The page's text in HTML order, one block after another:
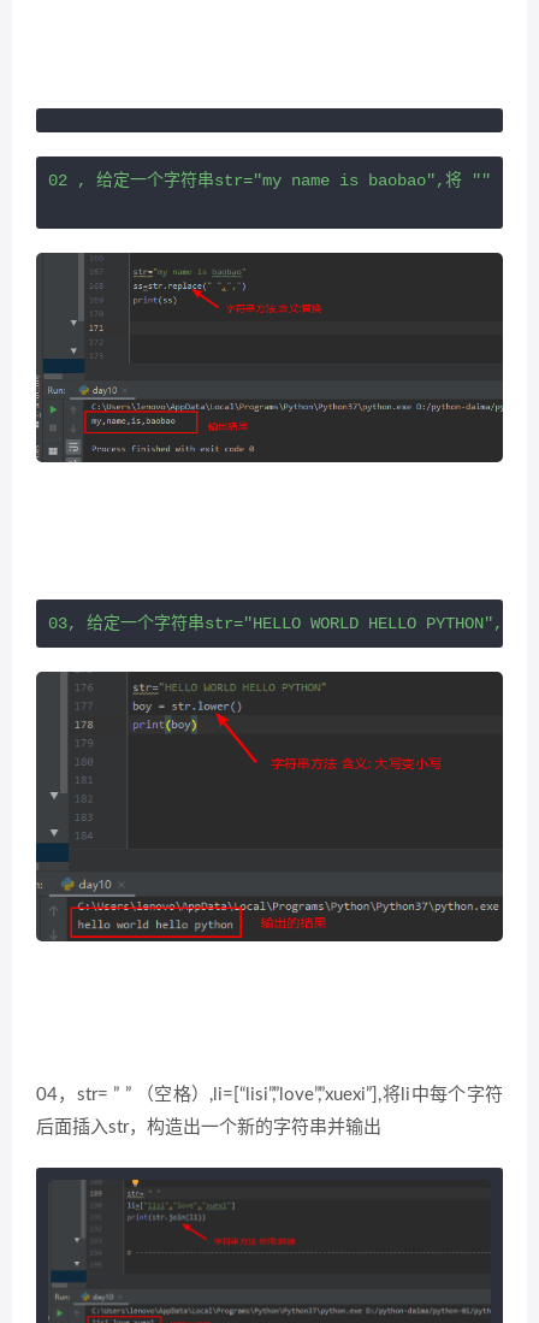
02 , 给定一个字符串str="my name is baobao",将 "" （
03, 给定一个字符串str="HELLO WORLD HELLO PYTHON",
04，str= ” ” （空格）,li=[“lisi”,”love”,”xuexi”],将li中每个字符
后面插入str，构造出一个新的字符串并输出